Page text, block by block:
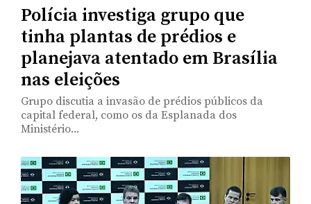
Polícia investiga grupo que
tinha plantas de prédios e
planejava atentado em Brasília
nas eleições
Grupo discutia a invasão de prédios públicos da
capital federal, como os da Esplanada dos
Ministério...